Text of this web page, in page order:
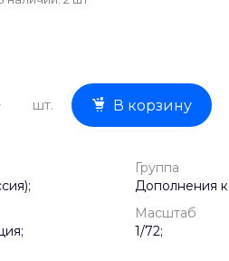
шт. В корзину
Группа
Дополнения
Масштаб
1/72;